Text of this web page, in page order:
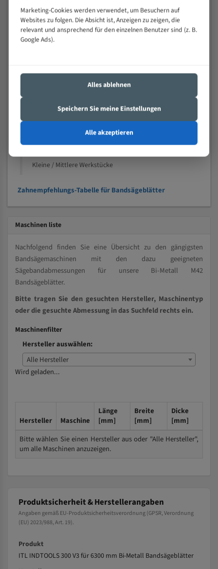
Positiver Spanwinkel
Bandkörper aus hochlegiertem Federstahl
Legierte HSS-beschichtete Zahnspitzen
Nichteisenmetalle
Kleine / Mittlere Werkstücke
Zahnempfehlungs-Tabelle für Bandsägeblätter
Maschinen liste
Nachfolgend finden Sie eine Übersicht zu den gängigsten
Bandsägemaschinen mit den dazu geeigneten
Sägebandabmessungen für unsere Bi-Metall M42
Bandsägeblätter.
Bitte tragen Sie den gesuchten Hersteller, Maschinentyp
oder die gesuchte Abmessung in das Suchfeld rechts ein.
Maschinenfilter
Hersteller auswählen:
Alle Hersteller
Wird geladen...
Hersteller Maschine
Länge
[mm]
Breite
[mm]
Dicke
[mm]
Bitte wählen Sie einen Hersteller aus oder "Alle Hersteller",
um alle Maschinen anzuzeigen.
Produktsicherheit & Herstellerangaben
Angaben gemäß EU-Produktsicherheitsverordnung (GPSR, Verordnung
(EU) 2023/988, Art. 19).
Produkt
ITL INDTOOLS 300 V3 für 6300 mm Bi-Metall Bandsägeblätter
Marketing-Cookies werden verwendet, um Besuchern auf
Websites zu folgen. Die Absicht ist, Anzeigen zu zeigen, die
relevant und ansprechend für den einzelnen Benutzer sind (z. B.
Google Ads).
Alles ablehnen
Speichern Sie meine Einstellungen
Alle akzeptieren